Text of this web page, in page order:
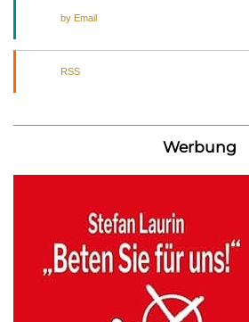
by Email
RSS
Werbung